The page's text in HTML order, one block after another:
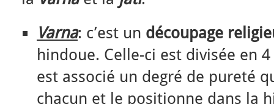
Varna: c’est un découpage
hindoue. Celle-ci est divisée en 4
est associé un degré de pureté
chacun et le positionne dans la